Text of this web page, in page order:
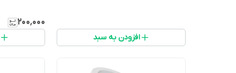
افزودن به سبد
۲۰۰٬۰۰۰